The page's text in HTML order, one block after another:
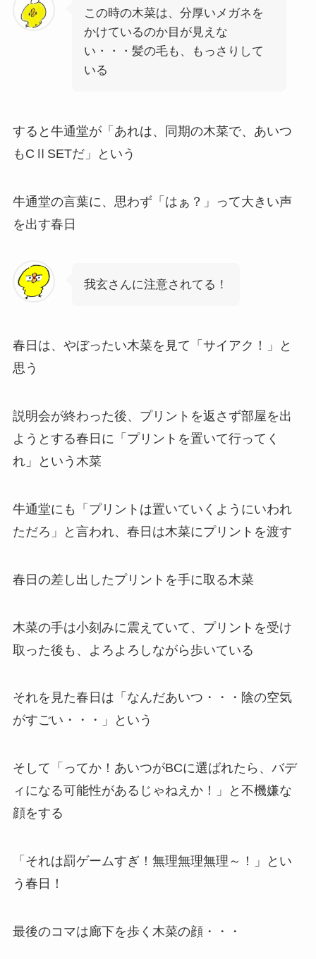
この時の木菜は、分厚いメガネを
かけているのか目が見えな
い・・・髪の毛も、もっさりして
いる
すると牛通堂が「あれは、同期の木菜で、あいつ
もCⅡSETだ」という
牛通堂の言葉に、思わず「はぁ？」って大きい声
を出す春日
我玄さんに注意されてる！
春日は、やぼったい木菜を見て「サイアク！」と
思う
説明会が終わった後、プリントを返さず部屋を出
ようとする春日に「プリントを置いて行ってく
れ」という木菜
牛通堂にも「プリントは置いていくようにいわれ
ただろ」と言われ、春日は木菜にプリントを渡す
春日の差し出したプリントを手に取る木菜
木菜の手は小刻みに震えていて、プリントを受け
取った後も、よろよろしながら歩いている
それを見た春日は「なんだあいつ・・・陰の空気
がすごい・・・」という
そして「ってか！あいつがBCに選ばれたら、バデ
ィになる可能性があるじゃねえか！」と不機嫌な
顔をする
「それは罰ゲームすぎ！無理無理無理～！」とい
う春日！
最後のコマは廊下を歩く木菜の顔・・・